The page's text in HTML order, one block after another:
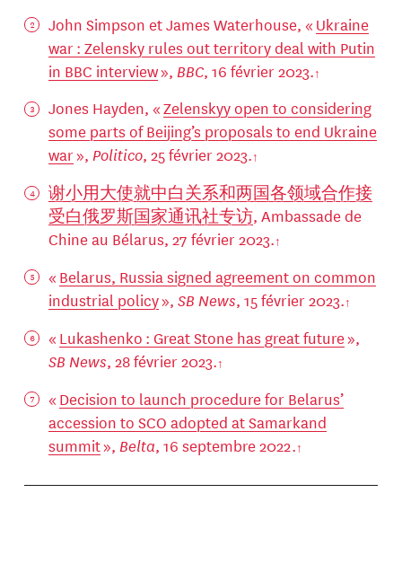
John Simpson et James Waterhouse, « Ukraine
war : Zelensky rules out territory deal with Putin
in BBC interview», BBC, 16 février 2023.
Jones Hayden, «Zelenskyy open to considering
some parts of Beijing’s proposals to end Ukraine
war», Politico, 25 février 2023.
谢小用大使就中白关系和两国各领域合作接
受白俄罗斯国家通讯社专访, Ambassade de
Chine au Bélarus, 27 février 2023.
« Belarus, Russia signed agreement on common
industrial policy», SB News, 15 février 2023.
« Lukashenko : Great Stone has great future»,
SB News, 28 février 2023.
« Decision to launch procedure for Belarus’
accession to SCO adopted at Samarkand
summit», Belta, 16 septembre 2022.